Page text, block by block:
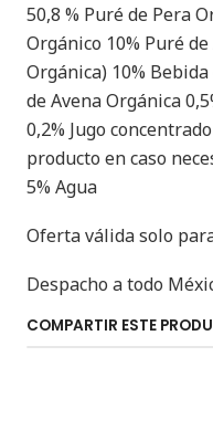
50,8 % Puré de Pera
Orgánico 10% Puré
Orgánica) 10%
de Avena Orgánica
0,2% Jugo
producto en caso
5% Agua
Oferta válida solo
Despacho a todo
COMPARTIR ESTE